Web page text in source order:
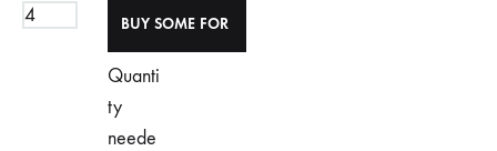
Quanti
ty
neede